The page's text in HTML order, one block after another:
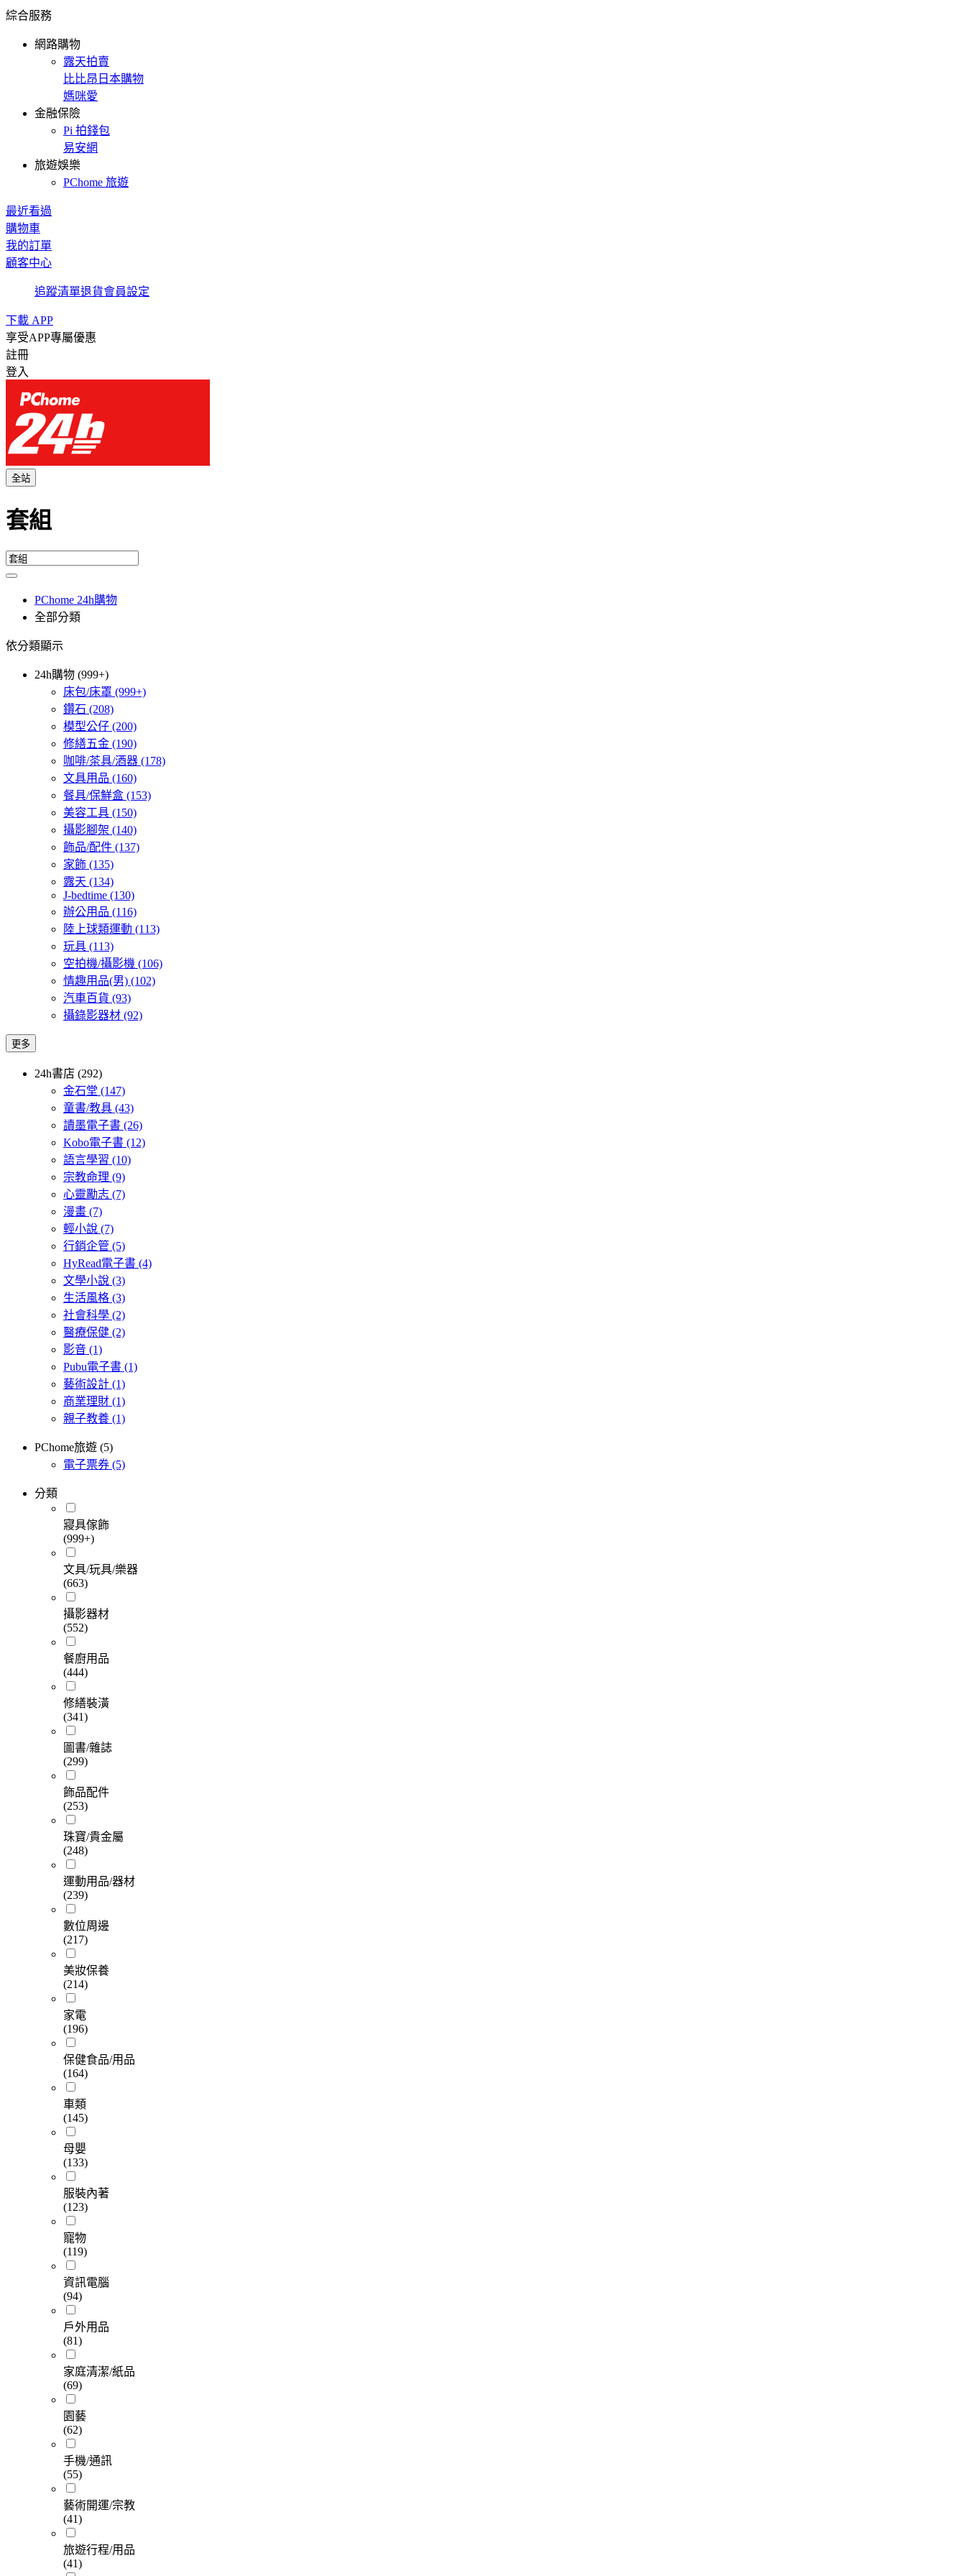
綜合服務
網路購物
露天拍賣
比比昂日本購物
媽咪愛
金融保險
Pi 拍錢包
易安網
旅遊娛樂
PChome 旅遊
最近看過
購物車
我的訂單
顧客中心
追蹤清單退貨會員設定
下載 APP
享受APP專屬優惠
註冊
登入
全站
套組
PChome 24h購物
全部分類
依分類顯示
24h購物 (999+)
床包/床罩 (999+)
鑽石 (208)
模型公仔 (200)
修繕五金 (190)
咖啡/茶具/酒器 (178)
文具用品 (160)
餐具/保鮮盒 (153)
美容工具 (150)
攝影腳架 (140)
飾品/配件 (137)
家飾 (135)
露天 (134)
J-bedtime (130)
辦公用品 (116)
陸上球類運動 (113)
玩具 (113)
空拍機/攝影機 (106)
情趣用品(男) (102)
汽車百貨 (93)
攝錄影器材 (92)
更多
24h書店 (292)
金石堂 (147)
童書/教具 (43)
讀墨電子書 (26)
Kobo電子書 (12)
語言學習 (10)
宗教命理 (9)
心靈勵志 (7)
漫畫 (7)
輕小說 (7)
行銷企管 (5)
HyRead電子書 (4)
文學小說 (3)
生活風格 (3)
社會科學 (2)
醫療保健 (2)
影音 (1)
Pubu電子書 (1)
藝術設計 (1)
商業理財 (1)
親子教養 (1)
PChome旅遊 (5)
電子票券 (5)
分類
寢具傢飾
(999+)
文具/玩具/樂器
(663)
攝影器材
(552)
餐廚用品
(444)
修繕裝潢
(341)
圖書/雜誌
(299)
飾品配件
(253)
珠寶/貴金屬
(248)
運動用品/器材
(239)
數位周邊
(217)
美妝保養
(214)
家電
(196)
保健食品/用品
(164)
車類
(145)
母嬰
(133)
服裝內著
(123)
寵物
(119)
資訊電腦
(94)
戶外用品
(81)
家庭清潔/紙品
(69)
園藝
(62)
手機/通訊
(55)
藝術開運/宗教
(41)
旅遊行程/用品
(41)